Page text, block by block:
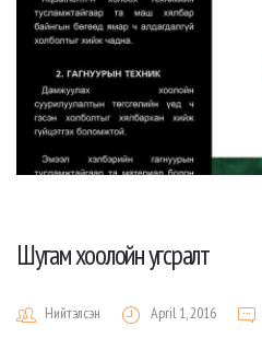
Шугам хоолойн угсралт
Нийтэлсэн April 1, 2016